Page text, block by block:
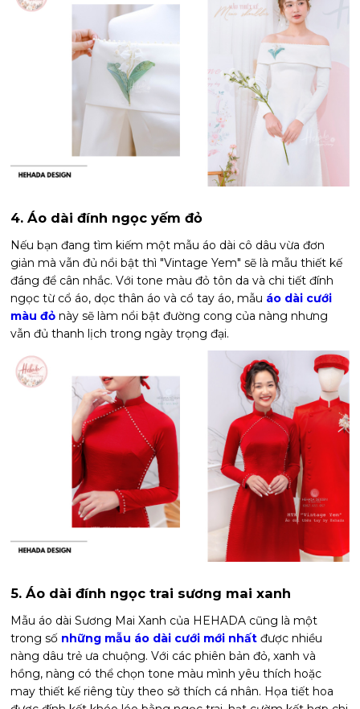
4. Áo dài đính ngọc yếm đỏ
Nếu bạn đang tìm kiếm một mẫu áo dài cô dâu vừa đơn
giản mà vẫn đủ nổi bật thì "Vintage Yem" sẽ là mẫu thiết kế
đáng để cân nhắc. Với tone màu đỏ tôn da và chi tiết đính
ngọc từ cổ áo, dọc thân áo và cổ tay áo, mẫu áo dài cưới
màu đỏ này sẽ làm nổi bật đường cong của nàng nhưng
vẫn đủ thanh lịch trong ngày trọng đại.
5. Áo dài đính ngọc trai sương mai xanh
Mẫu áo dài Sương Mai Xanh của HEHADA cũng là một
trong số những mẫu áo dài cưới mới nhất được nhiều
nàng dâu trẻ ưa chuộng. Với các phiên bản đỏ, xanh và
hồng, nàng có thể chọn tone màu mình yêu thích hoặc
may thiết kế riêng tùy theo sở thích cá nhân. Họa tiết hoa